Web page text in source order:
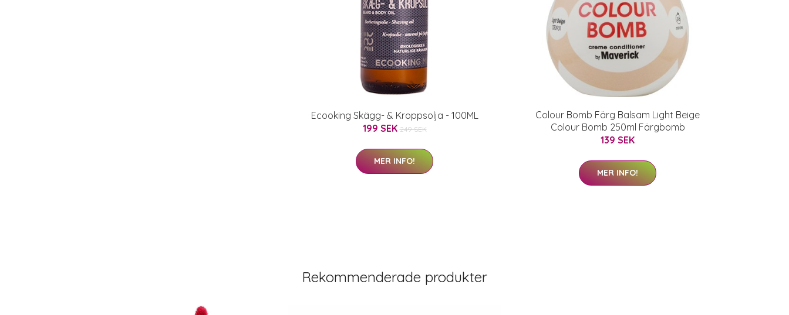
Ecooking Skägg- & Kroppsolja - 100ML
199 SEK 249 SEK
MER INFO!
Colour Bomb Färg Balsam Light Beige
Colour Bomb 250ml Färgbomb
139 SEK
MER INFO!
Rekommenderade produkter